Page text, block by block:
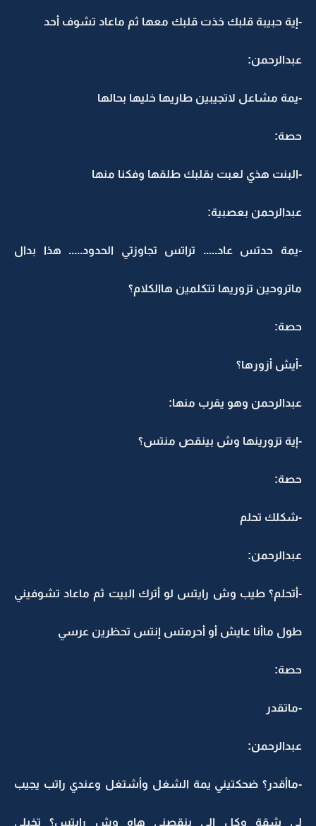
-إية حبيبة قلبك خذت قلبك معها ثم ماعاد تشوف أحد
عبدالرحمن:
-يمة مشاعل لاتجيبين طاريها خليها بحالها
حصة:
-البنت هذي لعبت بقلبك طلقها وفكنا منها
عبدالرحمن بعصبية:
-يمة حدتس عاد..... تراتس تجاوزتي الحدود..... هذا بدال
ماتروحين تزوريها تتكلمين هاالكلام؟
حصة:
-أيش أزورها؟
عبدالرحمن وهو يقرب منها:
-إية تزورينها وش بينقص منتس؟
حصة:
-شكلك تحلم
عبدالرحمن:
-أتحلم؟ طيب وش رايتس لو أترك البيت ثم ماعاد تشوفيني
طول ماأنا عايش أو أحرمتس إنتس تحظرين عرسي
حصة:
-ماتقدر
عبدالرحمن:
-ماأقدر؟ ضحكتيني يمة الشغل وأشتغل وعندي راتب يجيب
لي شقة وكل الي ينقصني هاه وش رايتس؟ تخيلي